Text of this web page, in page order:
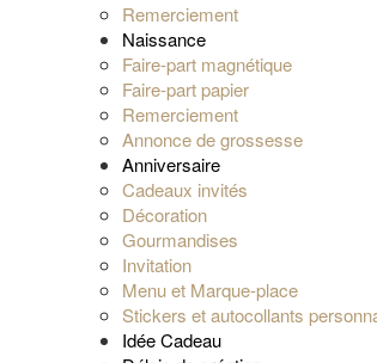
Remerciement
Naissance
Faire-part magnétique
Faire-part papier
Remerciement
Annonce de grossesse
Anniversaire
Cadeaux invités
Décoration
Gourmandises
Invitation
Menu et Marque-place
Stickers et autocollants
Idée Cadeau